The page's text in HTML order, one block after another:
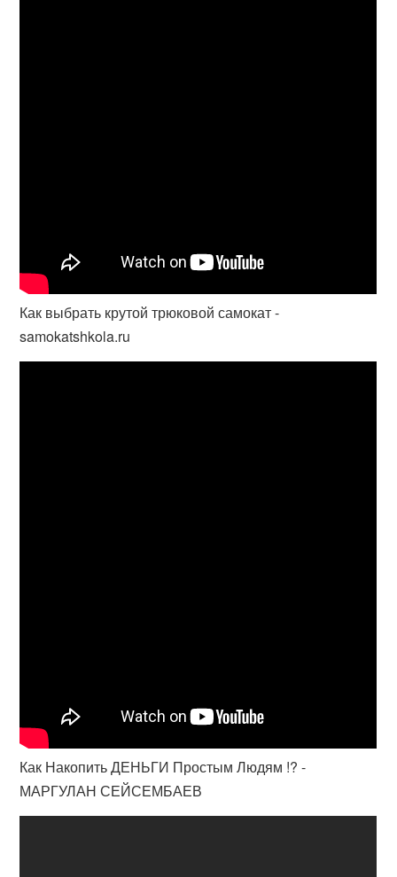
Как выбрать крутой трюковой самокат -
samokatshkola.ru
Как Накопить ДЕНЬГИ Простым Людям !? -
МАРГУЛАН СЕЙСЕМБАЕВ